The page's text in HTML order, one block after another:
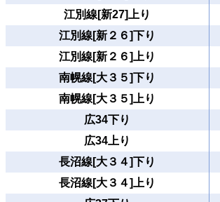
江別線[新27]上り
江別線[新２６]下り
江別線[新２６]上り
南幌線[大３５]下り
南幌線[大３５]上り
広34下り
広34上り
長沼線[大３４]下り
長沼線[大３４]上り